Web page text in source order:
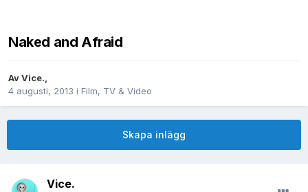
Naked and Afraid
AvVice.,
4 augusti, 2013 i Film, TV & Video
Skapa inlägg
Vice.